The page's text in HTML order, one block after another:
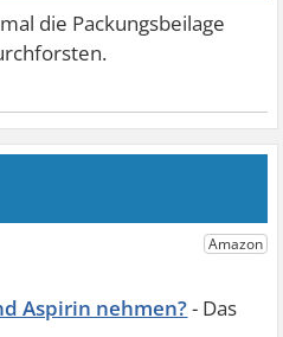
die Packungsbeilage
Aspirin nehmen?